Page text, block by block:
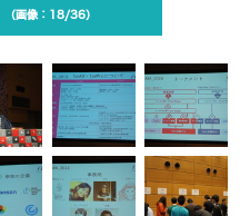
18/36